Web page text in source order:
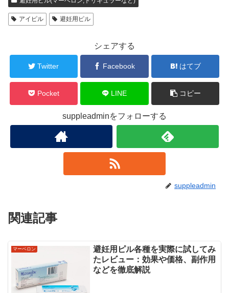
アイピル 避妊用ピル
シェアする
Twitter Facebook はてブ
Pocket LINE コピー
suppleadminをフォローする
suppleadmin
関連記事
マーベロン
避妊用ピル各種を実際に試してみ
たレビュー：効果や価格、副作用
などを徹底解説